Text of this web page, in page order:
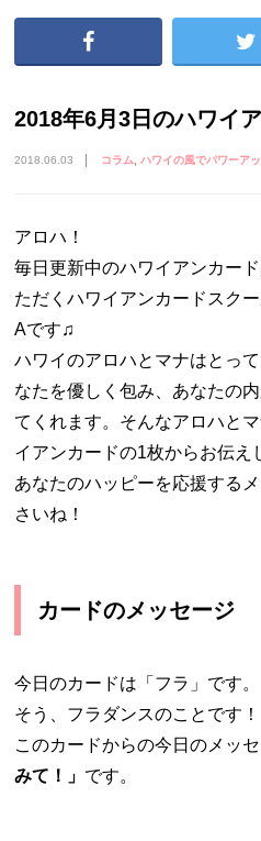
2018年6月3日のハワイ
2018.06.03 コラム ハワイの風でパワーア
アロハ！
毎日更新中のハワイアンカー
ただくハワイアンカードスク
Aです♫
ハワイのアロハとマナはとっ
なたを優しく包み、あなたの
てくれます。そんなアロハと
イアンカードの1枚からお伝え
あなたのハッピーを応援する
さいね！
カードのメッセージ
今日のカードは「フラ」です。
そう、フラダンスのことです！
このカードからの今日のメッセ
みて！」 です。